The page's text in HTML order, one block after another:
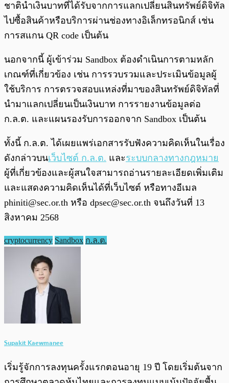
ชาตินำเงินบาทที่ได้รับจากการแลกเปลี่ยนสินทรัพย์ดิจิทัล
ไปซื้อสินค้าหรือบริการผ่านช่องทางอิเล็กทรอนิกส์ เช่น
การสแกน QR code เป็นต้น
นอกจากนี้ ผู้เข้าร่วม Sandbox ต้องดำเนินการตามหลัก
เกณฑ์ที่เกี่ยวข้อง เช่น การรวบรวมและประเมินข้อมูลผู้
ใช้บริการ การตรวจสอบแหล่งที่มาของสินทรัพย์ดิจิทัลที่
นำมาแลกเปลี่ยนเป็นเงินบาท การรายงานข้อมูลต่อ
ก.ล.ต. และแผนรองรับการออกจาก Sandbox เป็นต้น
ทั้งนี้ ก.ล.ต. ได้เผยแพร่เอกสารรับฟังความคิดเห็นในเรื่อง
ดังกล่าวบนเว็บไซต์ ก.ล.ต. และระบบกลางทางกฎหมาย
ผู้ที่เกี่ยวข้องและผู้สนใจสามารถอ่านรายละเอียดเพิ่มเติม
และแสดงความคิดเห็นได้ที่เว็บไซต์ หรือทางอีเมล
phiniti@sec.or.th หรือ dpsec@sec.or.th จนถึงวันที่ 13
สิงหาคม 2568
cryptocurrency Sandbox ก.ล.ต.
Supakit Kaewmanee
เริ่มรู้จักการลงทุนครั้งแรกตอนอายุ 19 ปี โดยเริ่มต้นจาก